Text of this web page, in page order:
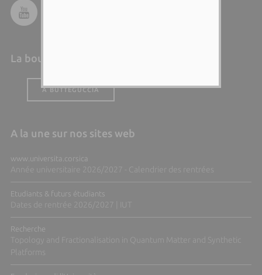
La boutique de l'Università
A BUTTEGUCCIA
A la une sur nos sites web
www.universita.corsica
Année universitaire 2026/2027 - Calendrier des rentrées
Etudiants & futurs étudiants
Dates de rentrée 2026/2027 | IUT
Recherche
Topology and Fractionalisation in Quantum Matter and Synthetic
Platforms